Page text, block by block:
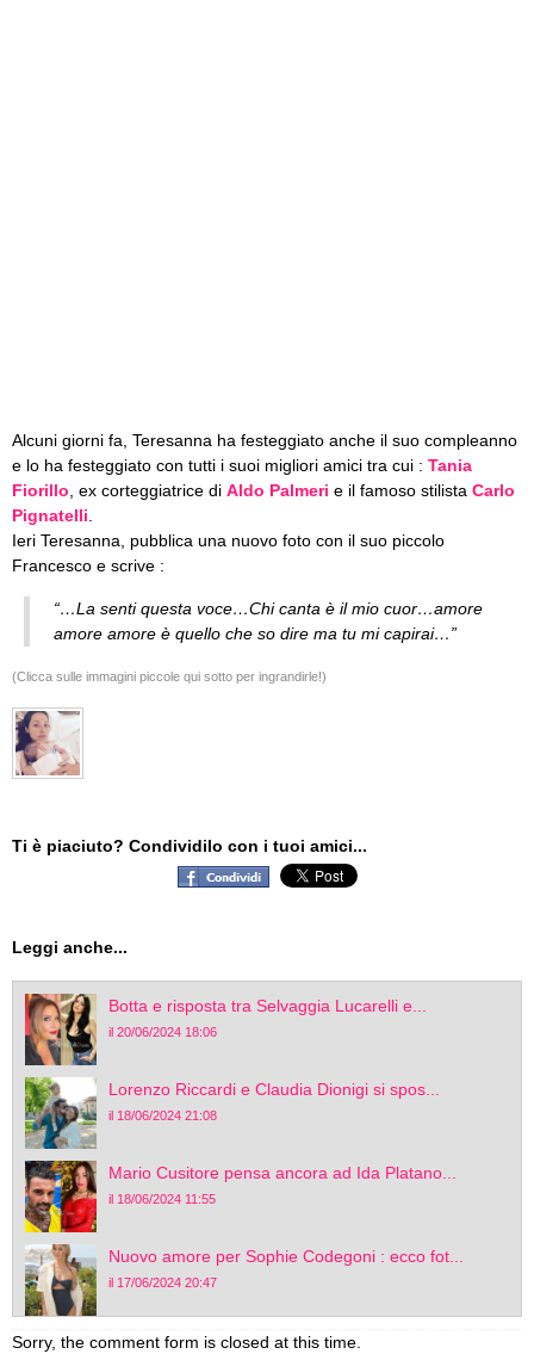
Alcuni giorni fa, Teresanna ha festeggiato anche il suo compleanno
e lo ha festeggiato con tutti i suoi migliori amici tra cui : Tania
Fiorillo , ex corteggiatrice di Aldo Palmeri e il famoso stilista Carlo
Pignatelli
Ieri Teresanna, pubblica una nuovo foto con il suo piccolo
Francesco e scrive :
“…La senti questa voce…Chi canta è il mio cuor…amore
amore amore è quello che so dire ma tu mi capirai…”
(Clicca sulle immagini piccole qui sotto per ingrandirle!)
Ti è piaciuto? Condividilo con i tuoi amici...
Leggi anche...
Botta e risposta tra Selvaggia Lucarelli e...
il 20/06/2024 18:06
Lorenzo Riccardi e Claudia Dionigi si spos...
il 18/06/2024 21:08
Mario Cusitore pensa ancora ad Ida Platano...
il 18/06/2024 11:55
Nuovo amore per Sophie Codegoni : ecco fot...
il 17/06/2024 20:47
Sorry, the comment form is closed at this time.